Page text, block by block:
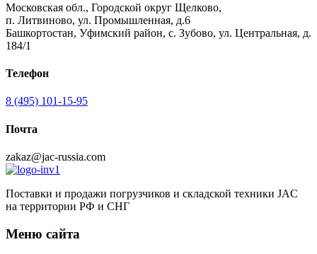
Московская обл., Городской округ Щелково,
п. Литвиново, ул. Промышленная, д.6
Башкортостан, Уфимский район, с. Зубово, ул. Центральная, д.
184/1
Телефон
8 (495) 101-15-95
Почта
zakaz@jac-russia.com
Поставки и продажи погрузчиков и складской техники JAC
на территории РФ и СНГ
Меню сайта